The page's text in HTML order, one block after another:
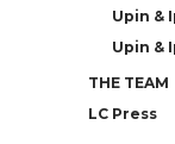
Upin &
Upin &
THE TEAM
LC Press